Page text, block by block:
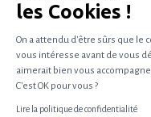
NPS est une marque déposée et
appartenant à Bain &
Copyright © WizVille
les Cookies !
On a attendu d'être sûrs que le
vous intéresse avant de vous
aimerait bien vous
C'est OK pour vous ?
Lire la politique de confidentialité